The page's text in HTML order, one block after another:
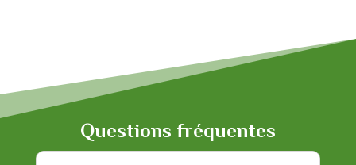
Questions fréquentes